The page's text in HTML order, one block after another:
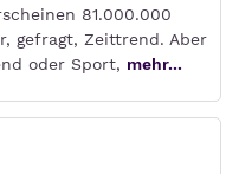
81.000.000
gefragt, Zeittrend. Aber
oder Sport, mehr...